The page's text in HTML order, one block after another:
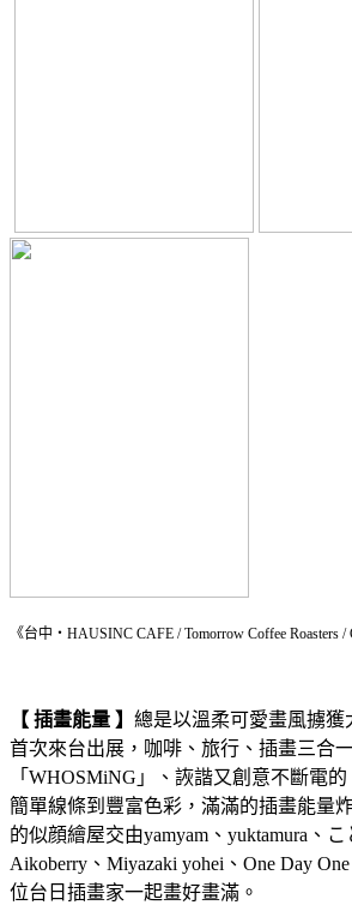
《台中・HAUSINC CAFE / Tomorrow Coffee Roasters /
【 插畫能量 】 總是以溫柔可愛畫風擄獲
首次來台出展，咖啡、旅行、插畫三合
「WHOSMiNG」、詼諧又創意不斷電
簡單線條到豐富色彩，滿滿的插畫能量
的似顔繪屋交由yamyam、yuktamura、こ
Aikoberry、Miyazaki yohei、One Day
位台日插畫家一起畫好畫滿。